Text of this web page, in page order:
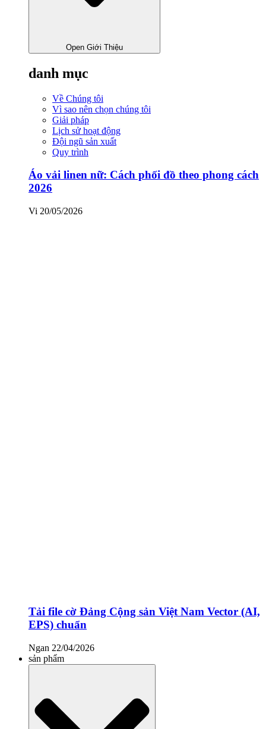
Open Giới Thiệu
danh mục
Về Chúng tôi
Vì sao nên chọn chúng tôi
Giải pháp
Lịch sử hoạt động
Đội ngũ sản xuất
Quy trình
Áo vải linen nữ: Cách phối đồ theo phong cách
2026
Vi 20/05/2026
Tải file cờ Đảng Cộng sản Việt Nam Vector (AI,
EPS) chuẩn
Ngan 22/04/2026
sản phẩm